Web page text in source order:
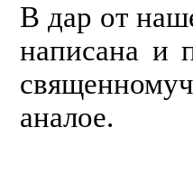
В дар от
написана и
аналое.